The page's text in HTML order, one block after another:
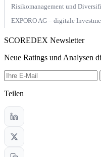
Risikomanagement und
EXPORO AG – digitale
SCOREDEX Newsletter
Neue Ratings und Analysen
Teilen